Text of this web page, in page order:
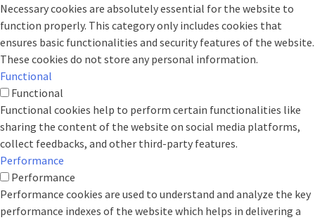
Necessary cookies are absolutely essential for the website to
function properly. This category only includes cookies that
ensures basic functionalities and security features of the website.
These cookies do not store any personal information.
Functional
Functional
Functional cookies help to perform certain functionalities like
sharing the content of the website on social media platforms,
collect feedbacks, and other third-party features.
Performance
Performance
Performance cookies are used to understand and analyze the key
performance indexes of the website which helps in delivering a